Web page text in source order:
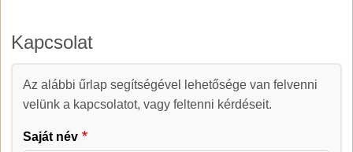
Kapcsolat
Kapcsolat
Az alábbi űrlap segítségével lehetősége van felvenni
velünk a kapcsolatot, vagy feltenni kérdéseit.
Saját név